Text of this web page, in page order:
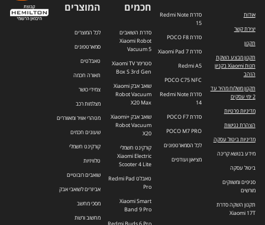
אודות
יצירת קשר
תקנון
תקנון מבצע השקת
חנות Xiaomi בקניון
הזהב
תקנון משלוח מהיר עד
2 ימי עסקים
מדיניות פרטיות
הצהרת נגישות
מדיניות ביטול עסקה
מידע בנושא קרינה
ביטול עסקה
סניפים ומשווקים
מורשים
תקנון השקה סדרת
Xiaomi 17T
סדרת Redmi Note
15
סדרת POCO F8
סדרת Xiaomi Pad 7
Redmi A5
POCO C75 NFC
סדרת Redmi Note
14
סדרת POCO F7
POCO M7 PRO
לכל הסמארטפונים
מציאון ועודפים
חכמים
סדרת השואבים
Xiaomi Robot
Vacuum 5
סטרימר Xiaomi TV
Box S 3rd Gen
שואב אבק Xiaomi
Robot Vacuum
X20 Max
שואב אבק +Xiaomi
Robot Vacuum
X20
קורקינט חשמלי
Xiaomi Electric
Scooter 4 Lite
טאבלט Redmi Pad
Pro
Xiaomi Smart
Band 9 Pro
המוצרים
לכל המוצרים
סמארטפונים
טאבלטים
תאורה חכמה
צמידי כושר
מצלמות רכב
מטהרי אוויר ומאווררים
שעונים חכמים
קורקינט חשמלי
טלוויזיות
שואבים רובוטיים
אביזרים לשואבי אבק
מסכי מחשב
מחשוב ורשת